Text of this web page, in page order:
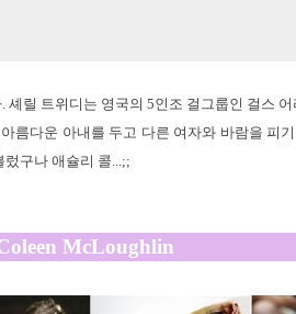
릴 트위디는 영국의 5인조 걸그룹인 걸스
름다운 아내를 두고 다른 여자와 바람을 피
구나 애슐리 콜...;;
McLoughlin